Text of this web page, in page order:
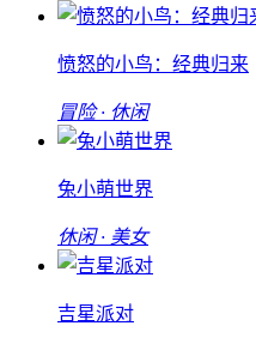
愤怒的小鸟：经典归来
冒险 · 休闲
兔小萌世界
休闲 · 美女
吉星派对